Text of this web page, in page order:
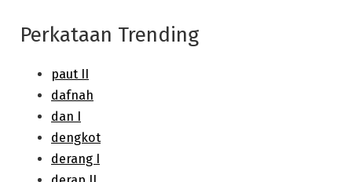
Perkataan Trending